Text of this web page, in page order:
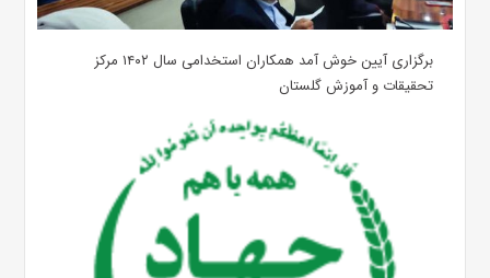
برگزاری آیین خوش آمد همکاران استخدامی سال ۱۴۰۲ مرکز
تحقیقات و آموزش گلستان